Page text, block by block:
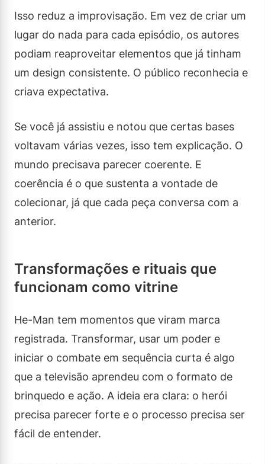
Isso reduz a improvisação. Em vez de criar um
lugar do nada para cada episódio, os autores
podiam reaproveitar elementos que já tinham
um design consistente. O público reconhecia e
criava expectativa.
Se você já assistiu e notou que certas bases
voltavam várias vezes, isso tem explicação. O
mundo precisava parecer coerente. E
coerência é o que sustenta a vontade de
colecionar, já que cada peça conversa com a
anterior.
Transformações e rituais que
funcionam como vitrine
He-Man tem momentos que viram marca
registrada. Transformar, usar um poder e
iniciar o combate em sequência curta é algo
que a televisão aprendeu com o formato de
brinquedo e ação. A ideia era clara: o herói
precisa parecer forte e o processo precisa ser
fácil de entender.